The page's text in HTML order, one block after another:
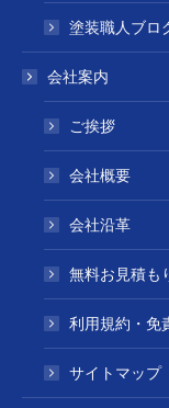
塗装職人ブロ
会社案内
ご挨拶
会社概要
会社沿革
無料お見積も
利用規約・免
サイトマップ